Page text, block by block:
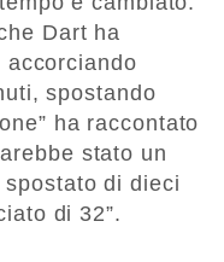
Dart ha
accorciando
spostando
ha raccontato
stato un
spostato di dieci
di 32”.